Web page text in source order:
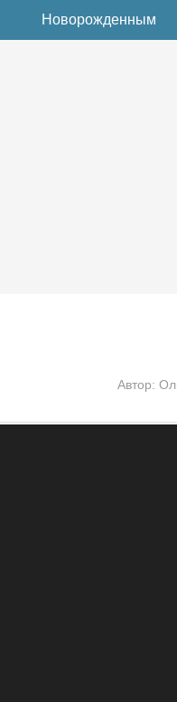
Новорожденным
Автор: